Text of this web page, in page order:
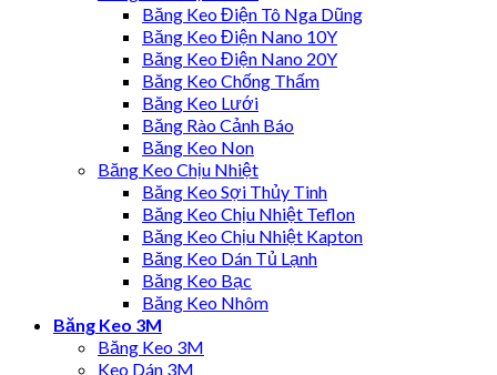
Băng Keo Điện Tô Nga Dũng
Băng Keo Điện Nano 10Y
Băng Keo Điện Nano 20Y
Băng Keo Chống Thấm
Băng Keo Lưới
Băng Rào Cảnh Báo
Băng Keo Non
Băng Keo Chịu Nhiệt
Băng Keo Sợi Thủy Tinh
Băng Keo Chịu Nhiệt Teflon
Băng Keo Chịu Nhiệt Kapton
Băng Keo Dán Tủ Lạnh
Băng Keo Bạc
Băng Keo Nhôm
Băng Keo 3M
Băng Keo 3M
Keo Dán 3M